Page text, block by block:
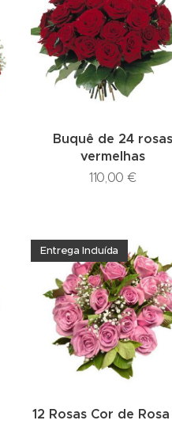
Buquê de 24 rosas
vermelhas
110,00 €
12 Rosas Cor de
Entrega Incluída